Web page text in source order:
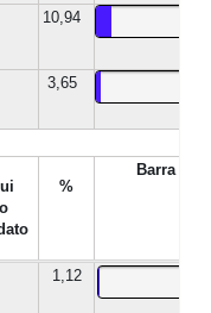
10,94
3,65
%
Barra %
1,12